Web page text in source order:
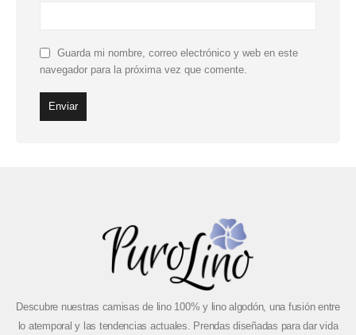
Guarda mi nombre, correo electrónico y web en este
navegador para la próxima vez que comente.
Descubre nuestras camisas de lino 100% y lino algodón, una fusión entre
lo atemporal y las tendencias actuales. Prendas diseñadas para dar vida